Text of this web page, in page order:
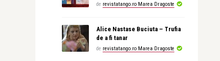
de revistatango.ro Marea Dragoste
Alice Nastase Buciuta – Trufia
de a fi tanar
de revistatango.ro Marea Dragoste